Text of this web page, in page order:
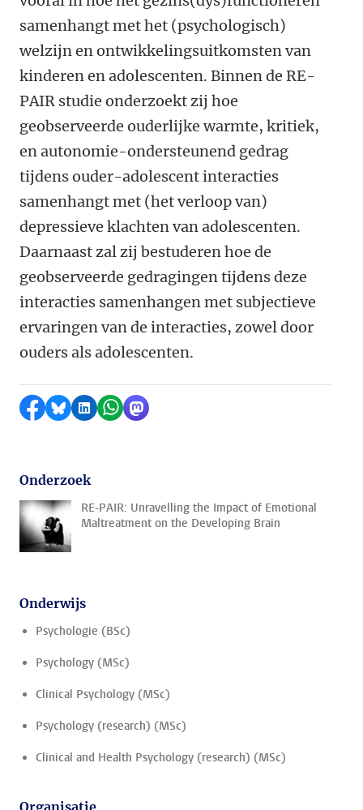
samenhangt met het (psychologisch)
welzijn en ontwikkelingsuitkomsten van
kinderen en adolescenten. Binnen de RE-
PAIR studie onderzoekt zij hoe
geobserveerde ouderlijke warmte, kritiek,
en autonomie-ondersteunend gedrag
tijdens ouder-adolescent interacties
samenhangt met (het verloop van)
depressieve klachten van adolescenten.
Daarnaast zal zij bestuderen hoe de
geobserveerde gedragingen tijdens deze
interacties samenhangen met subjectieve
ervaringen van de interacties, zowel door
ouders als adolescenten.
Delen op Facebook
Delen via Bluesky
Delen op LinkedIn
Delen via WhatsApp
Delen via Mastodon
Onderzoek
RE-PAIR: Unravelling the Impact of Emotional
Maltreatment on the Developing Brain
Onderwijs
Psychologie (BSc)
Psychology (MSc)
Clinical Psychology (MSc)
Psychology (research) (MSc)
Clinical and Health Psychology (research) (MSc)
Organisatie